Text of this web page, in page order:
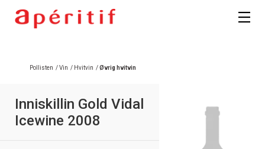
Pollisten /Vin / Hvitvin /Øvrig hvitvin
Inniskillin Gold Vidal
Icewine 2008